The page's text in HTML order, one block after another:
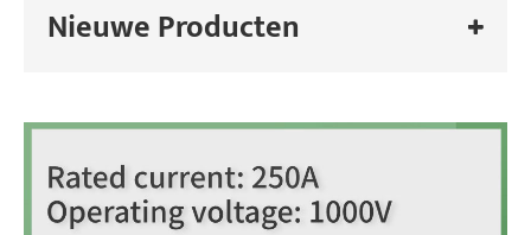
Nieuwe Producten